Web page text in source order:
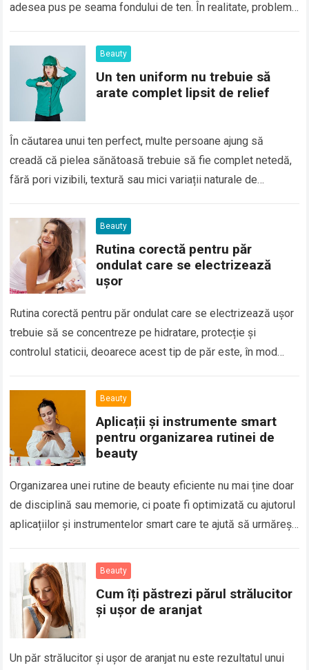
adesea pus pe seama fondului de ten. În realitate, problema
Beauty
Un ten uniform nu trebuie să
arate complet lipsit de relief
În căutarea unui ten perfect, multe persoane ajung să
creadă că pielea sănătoasă trebuie să fie complet netedă,
fără pori vizibili, textură sau mici variații naturale de
Beauty
Rutina corectă pentru păr
ondulat care se electrizează
ușor
Rutina corectă pentru păr ondulat care se electrizează ușor
trebuie să se concentreze pe hidratare, protecție și
controlul staticii, deoarece acest tip de păr este, în mod
Beauty
Aplicații și instrumente smart
pentru organizarea rutinei de
beauty
Organizarea unei rutine de beauty eficiente nu mai ține doar
de disciplină sau memorie, ci poate fi optimizată cu ajutorul
aplicațiilor și instrumentelor smart care te ajută să urmărești
Beauty
Cum îți păstrezi părul strălucitor
și ușor de aranjat
Un păr strălucitor și ușor de aranjat nu este rezultatul unui